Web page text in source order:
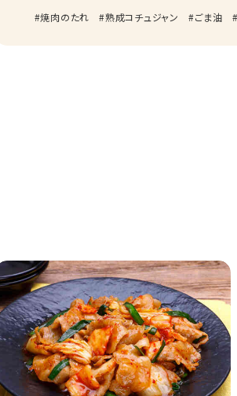
焼肉のたれ 熟成コチュジャン ごま油